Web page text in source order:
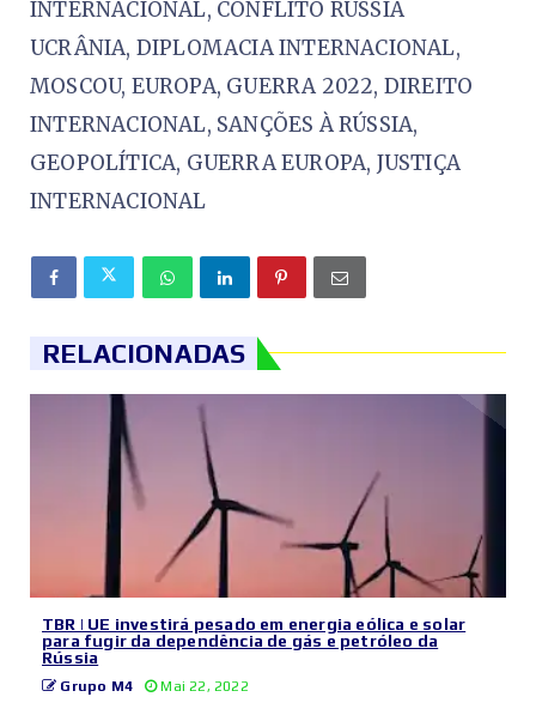
INTERNACIONAL, CONFLITO RÚSSIA
UCRÂNIA, DIPLOMACIA INTERNACIONAL,
MOSCOU, EUROPA, GUERRA 2022, DIREITO
INTERNACIONAL, SANÇÕES À RÚSSIA,
GEOPOLÍTICA, GUERRA EUROPA, JUSTIÇA
INTERNACIONAL
RELACIONADAS
TBR | UE investirá pesado em energia eólica e solar
para fugir da dependência de gás e petróleo da
Rússia
Grupo M4 Mai 22, 2022